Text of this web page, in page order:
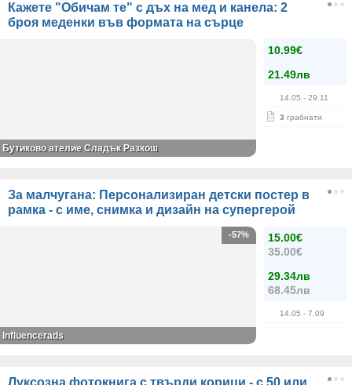
Кажете "Обичам те" с дъх на мед и канела: 2
броя меденки във формата на сърце
10.99€
21.49лв
14.05 - 29.11
3 грабнати
Бутиково ателие Сладък Разкош
За малчугана: Персонализиран детски постер в
рамка - с име, снимка и дизайн на супергерой
15.00€
35.00€
29.34лв
68.45лв
14.05 - 7.09
-57%
Influencerads
Луксозна фотокнига с твърди корици - с 50 или